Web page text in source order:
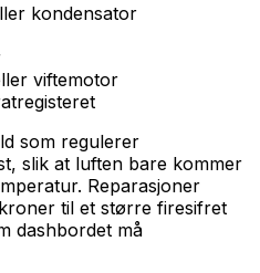
kondensator
viftemotor
som regulerer
slik at luften bare kommer
Reparasjoner
til et større firesifret
dashbordet må